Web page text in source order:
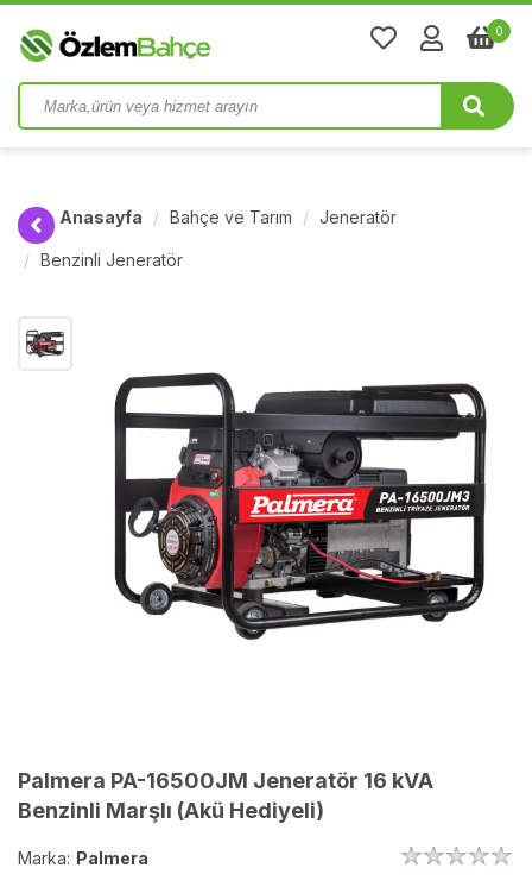
0
Anasayfa Bahçe ve Tarım Jeneratör
Benzinli Jeneratör
Palmera PA-16500JM Jeneratör 16 kVA
Benzinli Marşlı (Akü Hediyeli)
Marka: Palmera